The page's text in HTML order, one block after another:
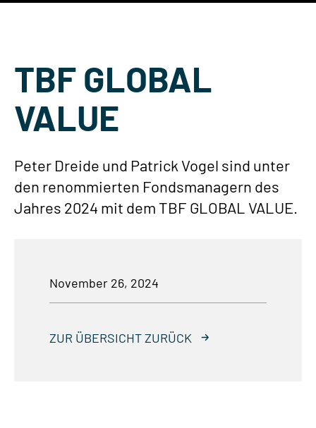
TBF GLOBAL
VALUE
Peter Dreide und Patrick Vogel sind unter
den renommierten Fondsmanagern des
Jahres 2024 mit dem TBF GLOBAL VALUE.
November 26, 2024
ZUR ÜBERSICHT ZURÜCK